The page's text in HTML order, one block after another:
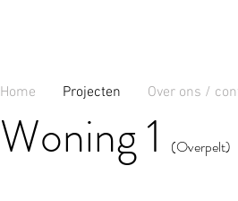
Home Projecten Over ons /
Woning 1 (Overpelt)